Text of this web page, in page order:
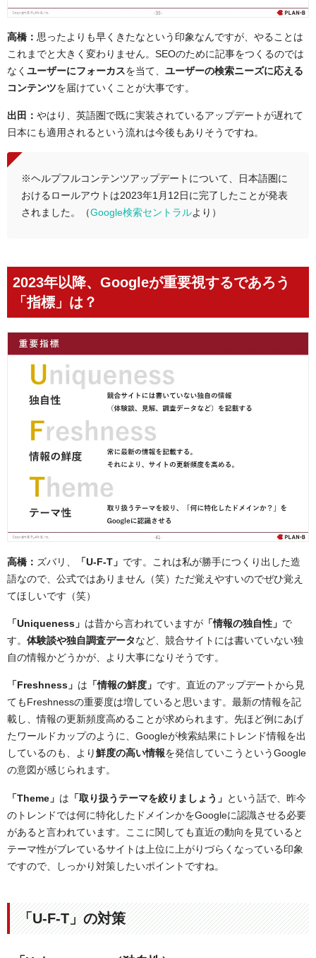
高橋： 思ったよりも早くきたなという印象なんですが、やることは
これまでと大きく変わりません。SEOのために記事をつくるのでは
なく ユーザーにフォーカスを当て、 ユーザーの検索ニーズに応える
コンテンツを届けていくことが大事です。
出田： やはり、英語圏で既に実装されているアップデートが遅れて
日本にも適用されるという流れは今後もありそうですね。
※ヘルプフルコンテンツアップデートについて、日本語圏に
おけるロールアウトは2023年1月12日に完了したことが発表
されました。（Google検索セントラルより）
2023年以降、Googleが重要視するであろう
「指標」は？
高橋： ズバリ、 「U-F-T」 です。これは私が勝手につくり出した造
語なので、公式ではありません（笑）ただ覚えやすいのでぜひ覚え
てほしいです（笑）
「Uniqueness」 は昔から言われていますが 「情報の独自性」 で
す。 体験談や独自調査データなど、競合サイトには書いていない独
自の情報かどうかが、より大事になりそうです。
「Freshness」 は 「情報の鮮度」 です。直近のアップデートから見
てもFreshnessの重要度は増していると思います。最新の情報を記
載し、情報の更新頻度高めることが求められます。先ほど例にあげ
たワールドカップのように、Googleが検索結果にトレンド情報を出
しているのも、より鮮度の高い情報を発信していこうというGoogle
の意図が感じられます。
「Theme」 は 「取り扱うテーマを絞りましょう」 という話で、昨今
のトレンドでは何に特化したドメインかをGoogleに認識させる必要
があると言われています。ここに関しても直近の動向を見ていると
テーマ性がブレているサイトは上位に上がりづらくなっている印象
ですので、しっかり対策したいポイントですね。
「U-F-T」の対策